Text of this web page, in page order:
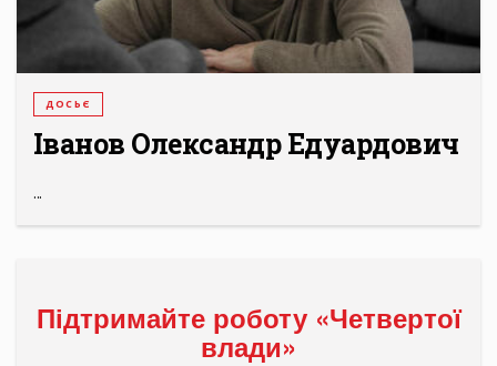
ДОСЬЄ
Іванов Олександр Едуардович
...
Підтримайте роботу «Четвертої
влади»